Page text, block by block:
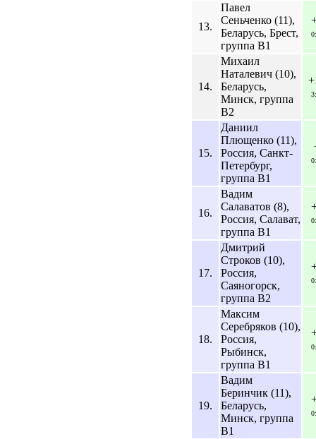
13.
Павел
Сеньченко (11),
Беларусь, Брест,
группа B1
14.
Михаил
Наталевич (10),
Беларусь,
Минск, группа
B2
15.
Даниил
Плющенко (11),
Россия, Санкт-
Петербург,
группа B1
16.
Вадим
Салаватов (8),
Россия, Салават,
группа B1
17.
Дмитрий
Строков (10),
Россия,
Саяногорск,
группа B2
18.
Максим
Серебряков (10),
Россия,
Рыбинск,
группа B1
19.
Вадим
Беринчик (11),
Беларусь,
Минск, группа
B1